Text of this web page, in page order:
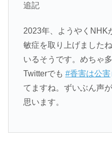
追記
2023年、ようやくNHK
敏症を取り上げました
いるそうです。めちゃ多
Twitterでも #香害は公害
てますね。ずいぶん声
思います。